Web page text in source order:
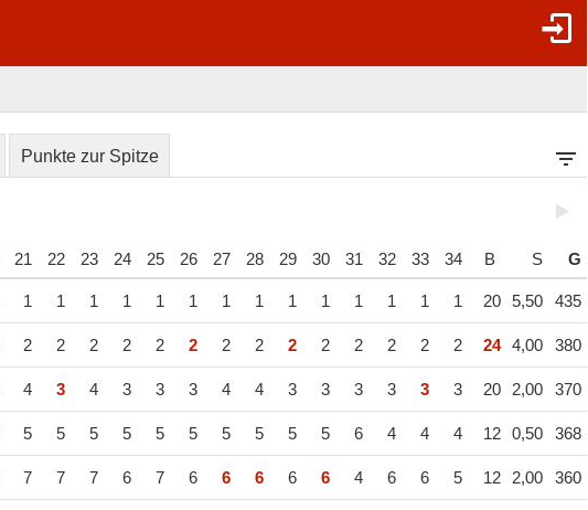
Punkte zur Spitze
21 22 23 24 25 26 27 28 29 30 31 32 33 34 B S G
1 1 1 1 1 1 1 1 1 1 1 1 1 1 20 5,50 435
2 2 2 2 2 2 2 2 2 2 2 2 2 2 24 4,00 380
4 3 4 3 3 3 4 4 3 3 3 3 3 3 20 2,00 370
5 5 5 5 5 5 5 5 5 5 6 4 4 4 12 0,50 368
7 7 7 6 7 6 6 6 6 6 4 6 6 5 12 2,00 360